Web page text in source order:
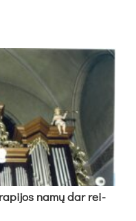
na­mų dar rei­